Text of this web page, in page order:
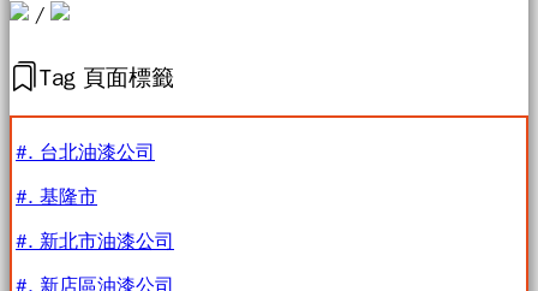
/
Tag 頁面標籤
#. 台北油漆公司
#. 基隆市
#. 新北市油漆公司